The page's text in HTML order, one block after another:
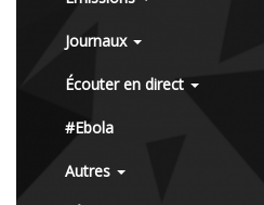
Journaux
Écouter en direct
#Ebola
Autres